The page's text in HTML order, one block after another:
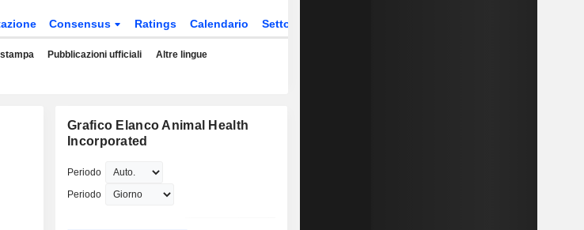
Consensus Ratings Calendario Settore
Pubblicazioni ufficiali Altre lingue
Grafico Elanco Animal Health
Incorporated
Periodo
Periodo